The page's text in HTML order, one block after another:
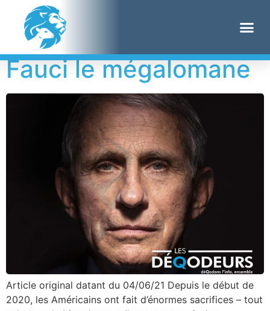
Étiquette : courriel
Fauci le mégalomane
Article original datant du 04/06/21 Depuis le début de
2020, les Américains ont fait d’énormes sacrifices – tout